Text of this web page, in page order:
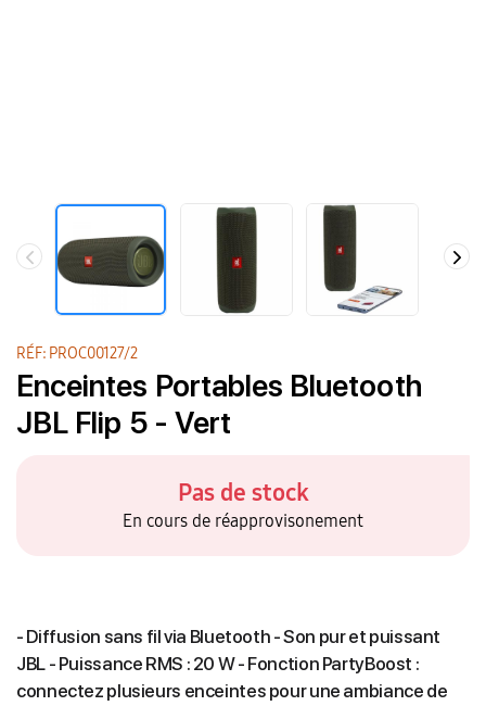
RÉF: PROC00127/2
Enceintes Portables Bluetooth
JBL Flip 5 - Vert
Pas de stock
En cours de réapprovisonement
- Diffusion sans fil via Bluetooth - Son pur et puissant
JBL - Puissance RMS : 20 W - Fonction PartyBoost :
connectez plusieurs enceintes pour une ambiance de